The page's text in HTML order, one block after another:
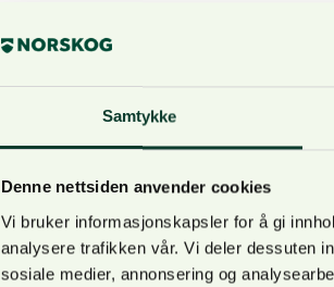
Samtykke
Denne nettsiden anvender cookies
Vi bruker informasjonskapsler for å gi
analysere trafikken vår. Vi deler dessuten
sosiale medier, annonsering og
I dag var NORSKOG på muntlig
Finanskomiteen.
Skatt og mva.
Blant temaene som ble tatt opp
disfavør med hensyn på mva. på